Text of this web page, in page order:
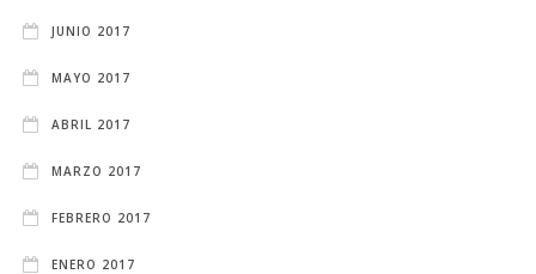
JUNIO 2017
MAYO 2017
ABRIL 2017
MARZO 2017
FEBRERO 2017
ENERO 2017